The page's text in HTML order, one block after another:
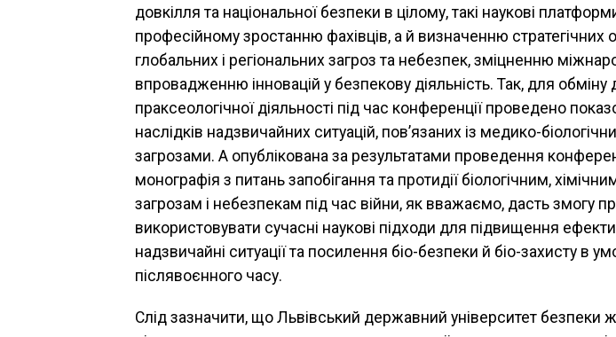
довкілля та національної безпеки в цілому, такі наукові
професійному зростанню фахівців, а й визначенню стратегічних
глобальних і регіональних загроз та небезпек, зміцненню
впровадженню інновацій у безпекову діяльність. Так, для обміну
праксеологічної діяльності під час конференції проведено
наслідків надзвичайних ситуацій, пов’язаних із медико-
загрозами. А опублікована за результатами проведення
монографія з питань запобігання та протидії біологічним,
загрозам і небезпекам під час війни, як вважаємо, дасть змогу
використовувати сучасні наукові підходи для підвищення
надзвичайні ситуації та посилення біо-безпеки й біо-захисту в
післявоєнного часу.
Слід зазначити, що Львівський державний університет безпеки